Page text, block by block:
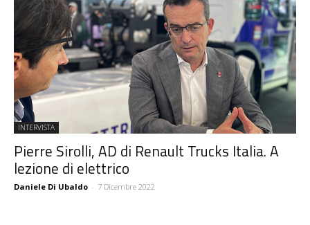
INTERVISTA
Pierre Sirolli, AD di Renault Trucks Italia. A
lezione di elettrico
Daniele Di Ubaldo - 7 Dicembre 2022